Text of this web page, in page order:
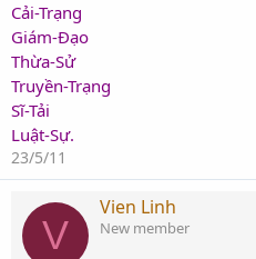
Cải-Trạng
Giám-Đạo
Thừa-Sử
Truyền-Trạng
Sĩ-Tải
Luật-Sự.
23/5/11
V
Vien Linh
New member